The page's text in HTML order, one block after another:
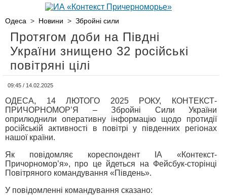
Одеса > Новини > Збройні сили
Протягом доби на Півдні
України знищено 32 російські
повітряні цілі
09:45 / 14.02.2025
ОДЕСА, 14 ЛЮТОГО 2025 РОКУ, КОНТЕКСТ-
ПРИЧОРНОМОР’Я – Збройні Сили України
оприлюднили оперативну інформацію щодо протидії
російській активності в повітрі у південних регіонах
нашої країни.
Як повідомляє кореспондент ІА «Контекст-
Причорномор’я», про це йдеться на Фейсбук-сторінці
Повітряного командування «Південь».
У повідомленні командування сказано: